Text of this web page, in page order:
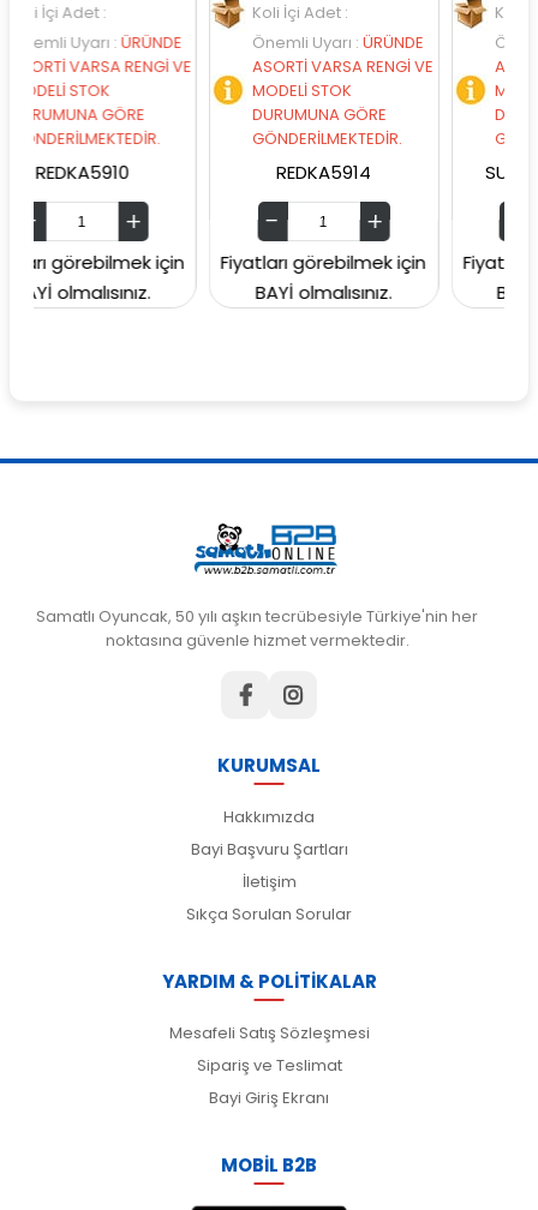
:ÜRÜNDE
RENGİ VE
GÖRE
için
Koli İçi Adet :
Önemli Uyarı:ÜRÜNDE
ASORTİ VARSA RENGİ VE
MODELİ STOK
DURUMUNA GÖRE
GÖNDERİLMEKTEDİR.
REDKA5914
Fiyatları görebilmek için
BAYİ olmalısınız.
Koli İçi Adet :
Önemli Uyarı
ASORTİ VARSA
MODELİ STOK
DURUMUNA
Fiyatları
BAYİ
Samatlı Oyuncak, 50 yılı aşkın tecrübesiyle Türkiye'nin her
noktasına güvenle hizmet vermektedir.
KURUMSAL
Hakkımızda
Bayi Başvuru Şartları
İletişim
Sıkça Sorulan Sorular
YARDIM & POLİTİKALAR
Mesafeli Satış Sözleşmesi
Sipariş ve Teslimat
Bayi Giriş Ekranı
MOBİL B2B